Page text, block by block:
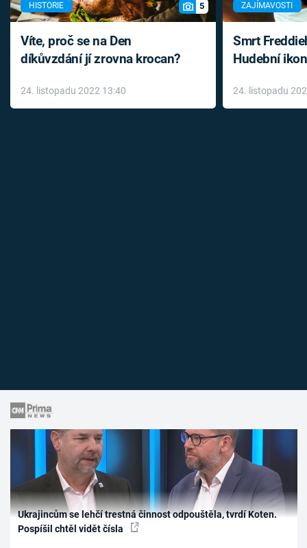
HISTORIE 5
Víte, proč se na Den
díkůvzdání jí zrovna krocan?
24. listopadu 2022 13:40
ZAJÍMAVOSTI
Smrt
Hudební
léky
24. listopadu
Ukrajincům se lehčí trestná činnost odpouštěla, tvrdí Koten.
Pospíšil chtěl vidět čísla